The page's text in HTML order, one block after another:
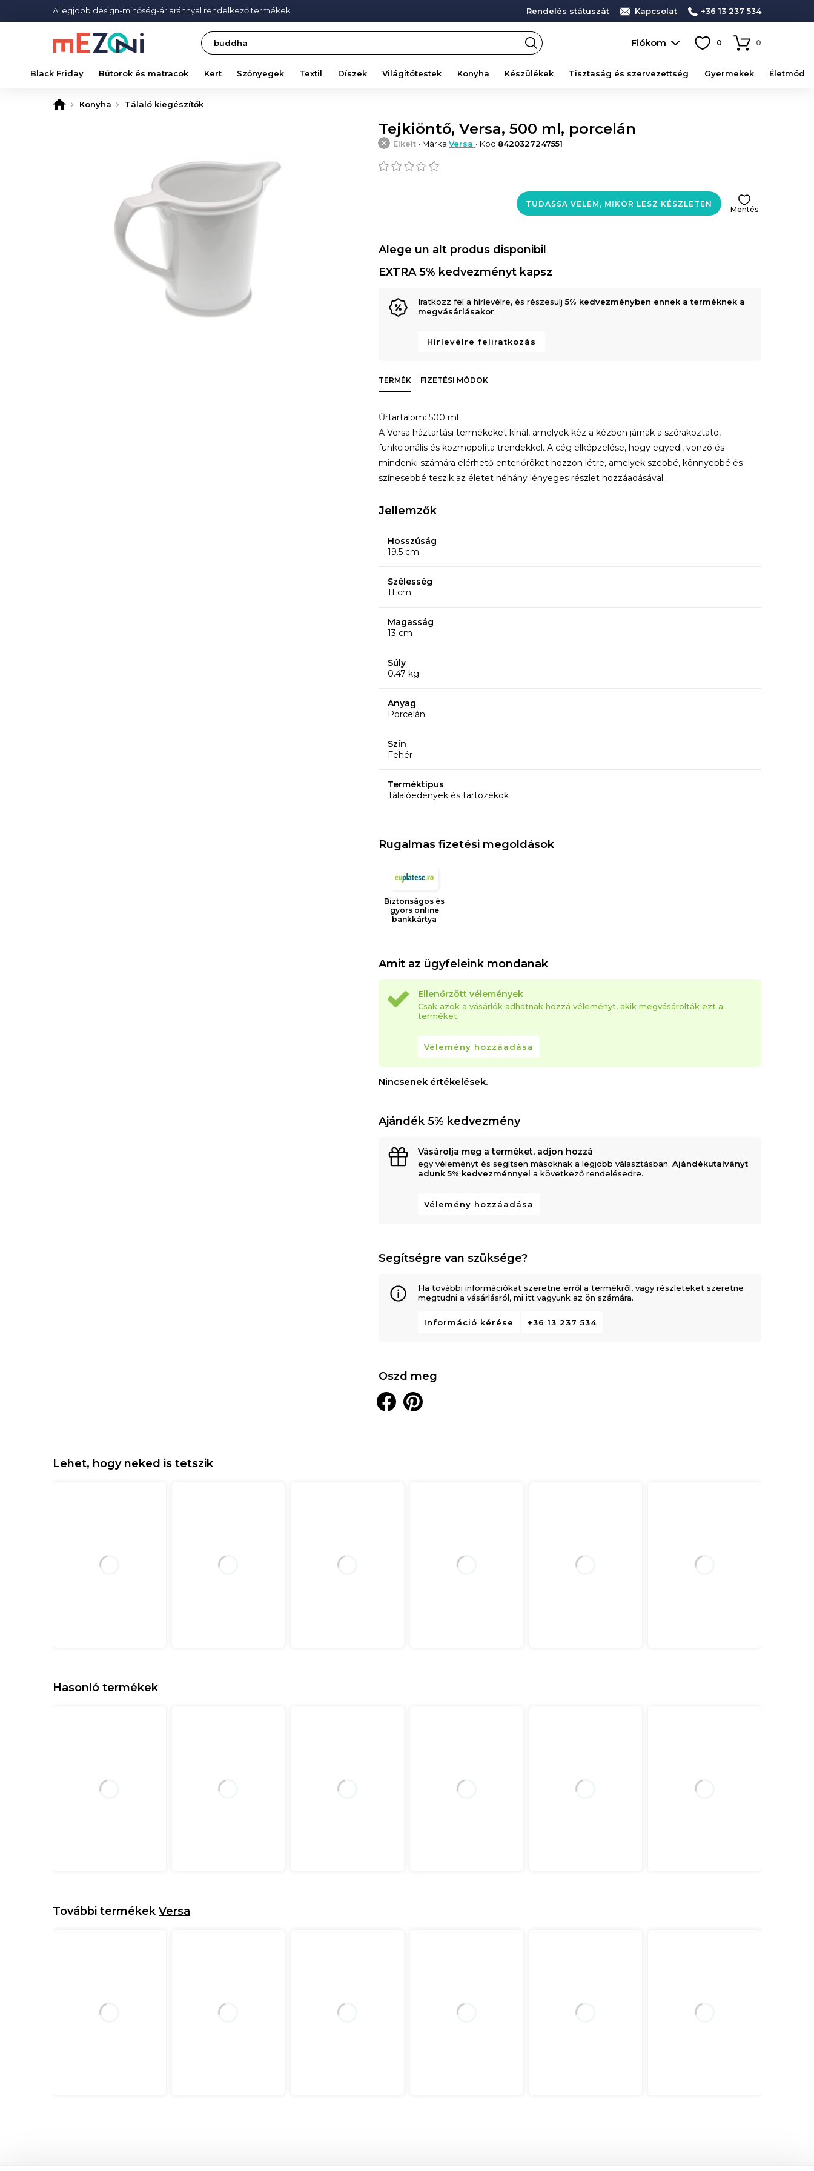
A legjobb design-minőség-ár aránnyal rendelkező termékek Rendelés státuszát Kapcsolat +36 13 237 534
Search Fiókom 0 0
Black Friday Bútorok és matracok Kert Szőnyegek Textil Díszek Világítótestek Konyha Készülékek Tisztaság és szervezettség Gyermekek Életmód
Konyha Tálaló kiegészítők
Tejkiöntő, Versa, 500 ml, porcelán
Elkelt • MárkaVersa • Kód 8420327247551
TUDASSA VELEM, MIKOR LESZ KÉSZLETEN
Mentés
Alege un alt produs disponibil
EXTRA 5% kedvezményt kapsz
Iratkozz fel a hírlevélre, és részesülj5% kedvezményben ennek a terméknek a
megvásárlásakor.
Hírlevélre feliratkozás
TERMÉK FIZETÉSI MÓDOK
Űrtartalom: 500 ml
A Versa háztartási termékeket kínál, amelyek kéz a kézben járnak a szórakoztató,
funkcionális és kozmopolita trendekkel. A cég elképzelése, hogy egyedi, vonzó és
mindenki számára elérhető enteriőröket hozzon létre, amelyek szebbé, könnyebbé és
színesebbé teszik az életet néhány lényeges részlet hozzáadásával.
Jellemzők
Hosszúság
19.5 cm
Szélesség
11 cm
Magasság
13 cm
Súly
0.47 kg
Anyag
Porcelán
Szín
Fehér
Terméktípus
Tálalóedények és tartozékok
Rugalmas fizetési megoldások
Biztonságos és
gyors online
bankkártya
Amit az ügyfeleink mondanak
Ellenőrzött vélemények
Csak azok a vásárlók adhatnak hozzá véleményt, akik megvásárolták ezt a
terméket.
Vélemény hozzáadása
Nincsenek értékelések.
Ajándék 5% kedvezmény
Vásárolja meg a terméket, adjon hozzá
egy véleményt és segítsen másoknak a legjobb választásban.Ajándékutalványt
adunk 5% kedvezménnyel a következő rendelésedre.
Vélemény hozzáadása
Segítségre van szüksége?
Ha további információkat szeretne erről a termékről, vagy részleteket szeretne
megtudni a vásárlásról, mi itt vagyunk az ön számára.
Információ kérése +36 13 237 534
Oszd meg
Lehet, hogy neked is tetszik
Hasonló termékek
További termékek Versa